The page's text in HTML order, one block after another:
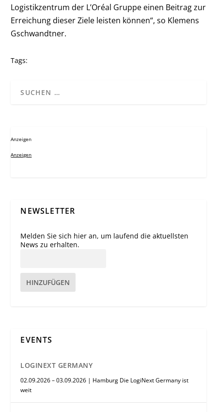
Logistikzentrum der L’Oréal Gruppe einen Beitrag zur
Erreichung dieser Ziele leisten können“, so Klemens
Gschwandtner.
Tags:
Anzeigen
Anzeigen
NEWSLETTER
Melden Sie sich hier an, um laufend die aktuellsten
News zu erhalten.
HINZUFÜGEN
EVENTS
LOGINEXT GERMANY
02.09.2026 – 03.09.2026 | Hamburg Die LogiNext Germany ist
weit